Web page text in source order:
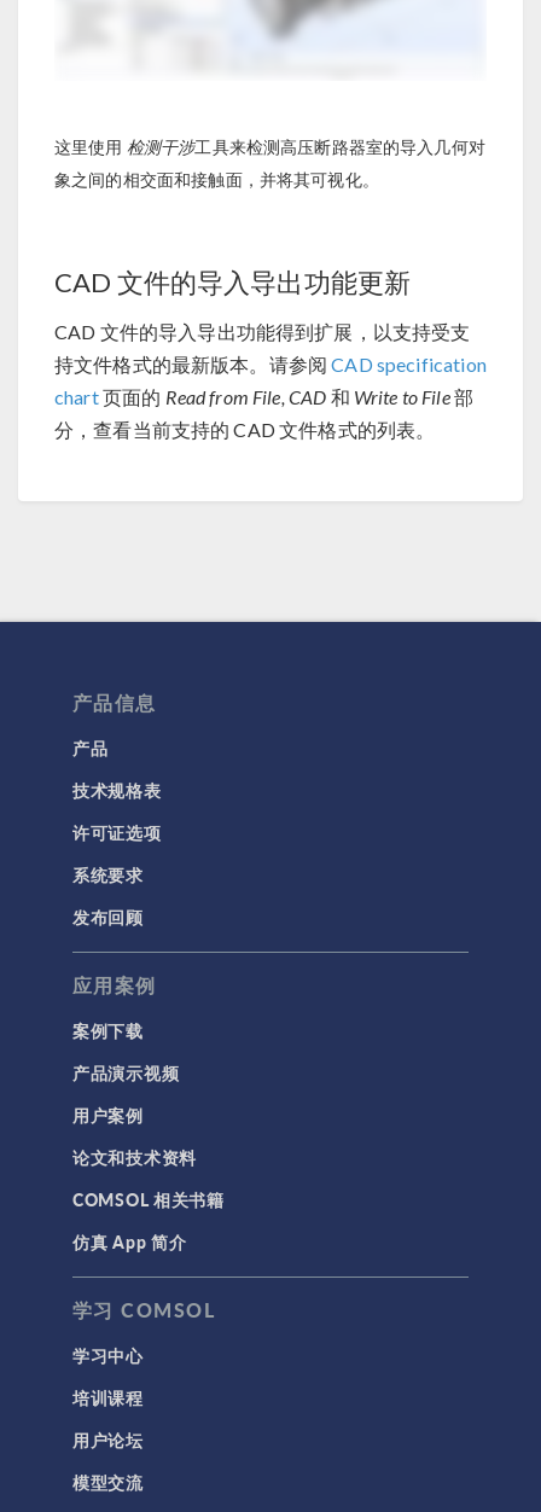
这里使用 检测干涉工具来检测高压断路器室的导入几何对
象之间的相交面和接触面，并将其可视化。
CAD 文件的导入导出功能更新
CAD 文件的导入导出功能得到扩展，以支持受支
持文件格式的最新版本。请参阅CAD specification
chart页面的 Read from File, CAD 和 Write to File部
分，查看当前支持的 CAD 文件格式的列表。
产品信息
产品
技术规格表
许可证选项
系统要求
发布回顾
应用案例
案例下载
产品演示视频
用户案例
论文和技术资料
COMSOL 相关书籍
仿真 App 简介
学习 COMSOL
学习中心
培训课程
用户论坛
模型交流